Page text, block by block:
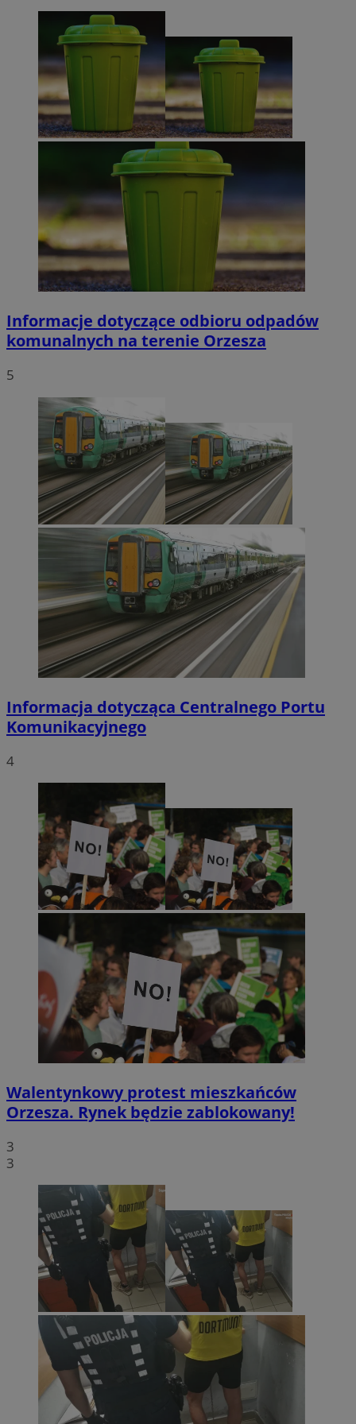
Informacje dotyczące odbioru odpadów
komunalnych na terenie Orzesza
5
Informacja dotycząca Centralnego Portu
Komunikacyjnego
4
Walentynkowy protest mieszkańców
Orzesza. Rynek będzie zablokowany!
3
3